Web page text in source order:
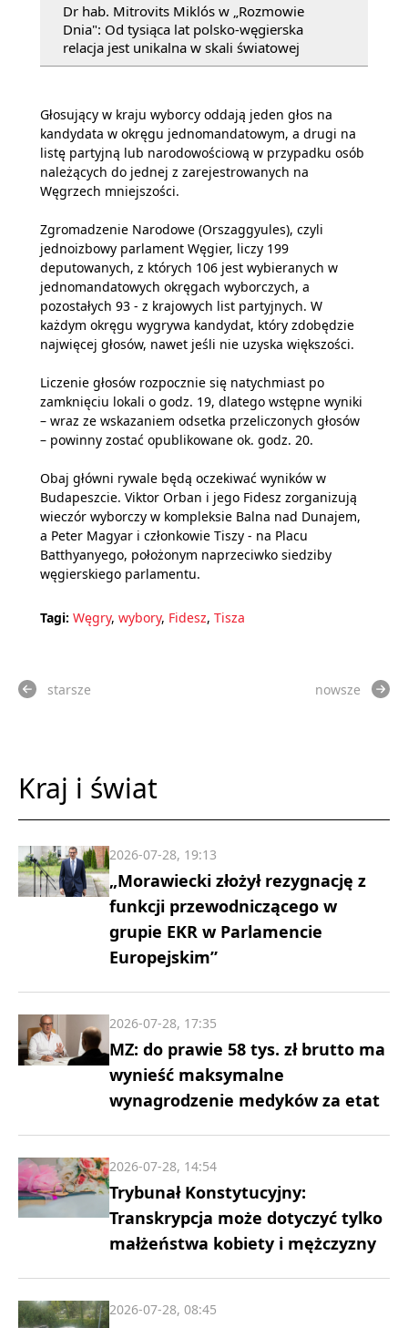
Dr hab. Mitrovits Miklós w „Rozmowie
Dnia": Od tysiąca lat polsko-węgierska
relacja jest unikalna w skali światowej
Głosujący w kraju wyborcy oddają jeden głos na
kandydata w okręgu jednomandatowym, a drugi na
listę partyjną lub narodowościową w przypadku osób
należących do jednej z zarejestrowanych na
Węgrzech mniejszości.
Zgromadzenie Narodowe (Orszaggyules), czyli
jednoizbowy parlament Węgier, liczy 199
deputowanych, z których 106 jest wybieranych w
jednomandatowych okręgach wyborczych, a
pozostałych 93 - z krajowych list partyjnych. W
każdym okręgu wygrywa kandydat, który zdobędzie
najwięcej głosów, nawet jeśli nie uzyska większości.
Liczenie głosów rozpocznie się natychmiast po
zamknięciu lokali o godz. 19, dlatego wstępne wyniki
– wraz ze wskazaniem odsetka przeliczonych głosów
– powinny zostać opublikowane ok. godz. 20.
Obaj główni rywale będą oczekiwać wyników w
Budapeszcie. Viktor Orban i jego Fidesz zorganizują
wieczór wyborczy w kompleksie Balna nad Dunajem,
a Peter Magyar i członkowie Tiszy - na Placu
Batthyanyego, położonym naprzeciwko siedziby
węgierskiego parlamentu.
Tagi: Węgry, wybory, Fidesz, Tisza
starsze nowsze
Kraj i świat
„Morawiecki złożył rezygnację z
funkcji przewodniczącego w
grupie EKR w Parlamencie
Europejskim”
2026-07-28, 19:13
MZ: do prawie 58 tys. zł brutto ma
wynieść maksymalne
wynagrodzenie medyków za etat
2026-07-28, 17:35
Trybunał Konstytucyjny:
Transkrypcja może dotyczyć tylko
małżeństwa kobiety i mężczyzny
2026-07-28, 14:54
2026-07-28, 08:45